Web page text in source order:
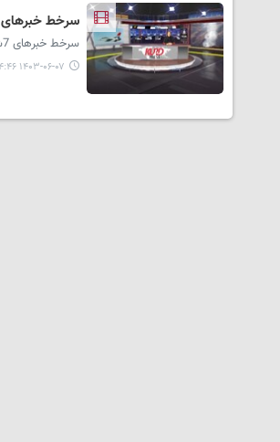
سرخط خبرهای 7شهریور خبرگزاری کردپرس
سرخط خبرهای 7شهریور منتشر شده در خبرگزاری کردپرس در استودیو خبر تقدیم حضور مخاطبان می شود.
۱۴۰۳-۰۶-۰۷ ۱۴:۴۶